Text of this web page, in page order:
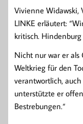
Vivienne Widawski,
LINKE erläutert:
kritisch.
Nicht nur war er als
Weltkrieg für den
verantwortlich,
unterstützte er
Bestrebungen.“